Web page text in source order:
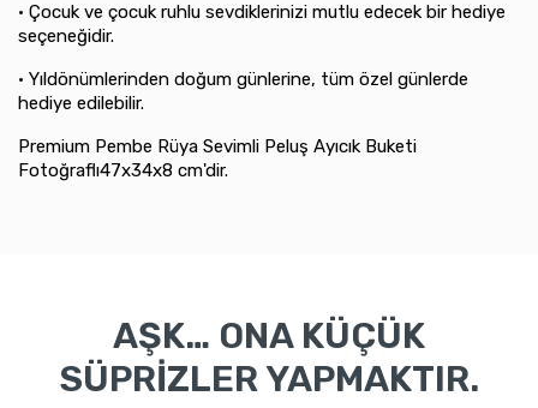
• Çocuk ve çocuk ruhlu sevdiklerinizi mutlu edecek bir hediye
seçeneğidir.
• Yıldönümlerinden doğum günlerine, tüm özel günlerde
hediye edilebilir.
Premium Pembe Rüya Sevimli Peluş Ayıcık Buketi
Fotoğraflı47x34x8 cm'dir.
AŞK… ONA KÜÇÜK
SÜPRİZLER YAPMAKTIR.